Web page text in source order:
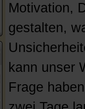
Motivation,
gestalten,
kann unser
Frage